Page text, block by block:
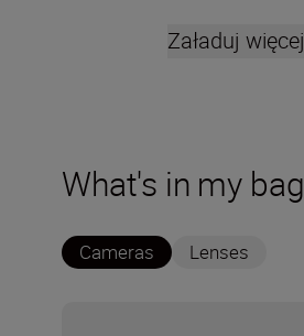
Załaduj więcej
What's in my bag
Cameras Lenses